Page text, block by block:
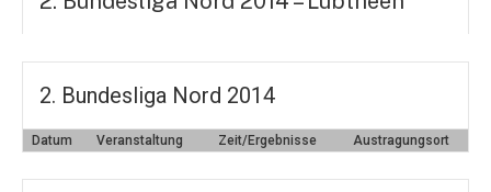
2. Bundesliga Nord 2014
Datum Veranstaltung Zeit/Ergebnisse Austragungsort